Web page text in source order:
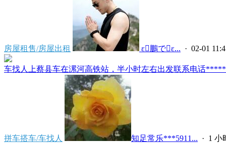
房屋租售/房屋出租  ε鵬でε... · 02-01
车找人上蔡县车在漯河高铁站，半小时左右出发联系电话
拼车搭车/车找人 知足常乐***5911... · 1 小